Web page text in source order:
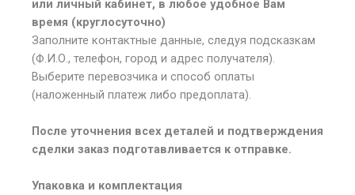
или личный кабинет, в любое удобное Вам
время (круглосуточно)
Заполните контактные данные, следуя подсказкам
(Ф.И.О., телефон, город и адрес получателя).
Выберите перевозчика и способ оплаты
(наложенный платеж либо предоплата).
После уточнения всех деталей и подтверждения
сделки заказ подготавливается к отправке.
Упаковка и комплектация